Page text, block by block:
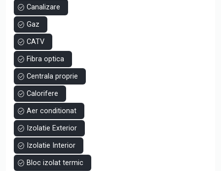
Aproape de plajă – ideal pentru un stil de viață relaxat
Nu rata ocazia de a deveni proprietar în această zonă
exclusivistă! Contactează-ne pentru mai multe detalii și
pentru a programa o vizionare!
Canalizare
Gaz
CATV
Fibra optica
Centrala proprie
Calorifere
Aer conditionat
Izolatie Exterior
Izolatie Interior
Bloc izolat termic